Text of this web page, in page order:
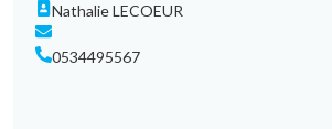
Nathalie LECOEUR
0534495567